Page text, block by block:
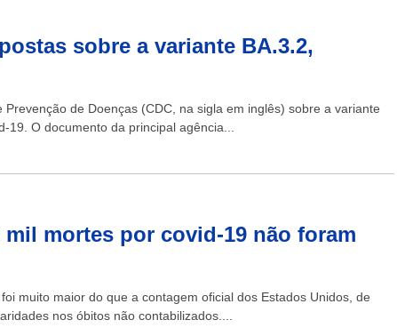
sobre a variante BA.3.2,
de Doenças (CDC, na sigla em inglês) sobre a variante
O documento da principal agência...
mortes por covid-19 não foram
muito maior do que a contagem oficial dos Estados Unidos, de
nos óbitos não contabilizados....